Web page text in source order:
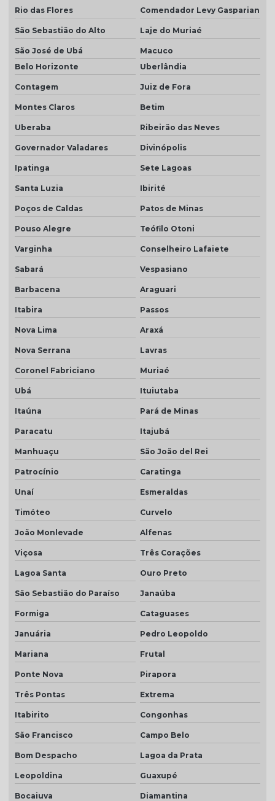
Telha piso esmaltada
Telha plan cerâmica
Telha plan colonial
Telha plan preço
Telha plan resinada
Telha plan resinada preço
Telha plan valor do metro
Telha porcelanato
Telha porcelanato branca
Telha porcelanato preço
Telha portuguesa por metro quadrado
Telha portuguesa natural
Telha resinada
Telha resinada branca
Telha resinada cinza
Telha resinada marfim
Telha resinada portuguesa
Telha resinada preço
Telha resinada romana
Telha romana branca natural
Telha romana natural
Telha selote
Telha transparente americana
Telha transparente americana preço
Telha transparente americana quanto custa
Telhas ceramica porcelanato
Telhas coloniais cores
Telhas dupla
Telhas dupla face
Telhas dupla face branca
Rio das Flores Comendador Levy Gasparian
São Sebastião do Alto Laje do Muriaé
São José de Ubá
Macuco
Belo Horizonte
Uberlândia
Contagem Juiz de Fora
Montes Claros Betim
Uberaba Ribeirão das Neves
Governador Valadares Divinópolis
Ipatinga Sete Lagoas
Santa Luzia Ibirité
Poços de Caldas Patos de Minas
Pouso Alegre Teófilo Otoni
Varginha Conselheiro Lafaiete
Sabará Vespasiano
Barbacena Araguari
Itabira Passos
Nova Lima Araxá
Nova Serrana Lavras
Coronel Fabriciano Muriaé
Ubá Ituiutaba
Itaúna Pará de Minas
Paracatu Itajubá
Manhuaçu São João del Rei
Patrocínio Caratinga
Unaí Esmeraldas
Timóteo Curvelo
João Monlevade Alfenas
Viçosa Três Corações
Lagoa Santa Ouro Preto
São Sebastião do Paraíso Janaúba
Formiga Cataguases
Januária Pedro Leopoldo
Mariana Frutal
Ponte Nova Pirapora
Três Pontas Extrema
Itabirito Congonhas
São Francisco Campo Belo
Bom Despacho Lagoa da Prata
Leopoldina Guaxupé
Bocaiuva Diamantina